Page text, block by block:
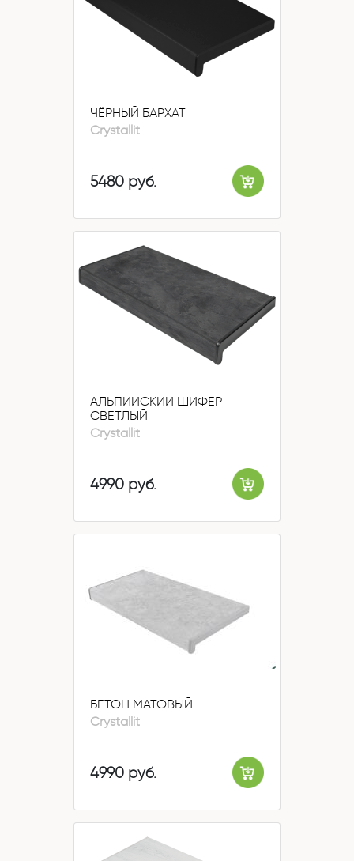
ЧЁРНЫЙ БАРХАТ
Crystallit
5480 руб.
АЛЬПИЙСКИЙ ШИФЕР
СВЕТЛЫЙ
Crystallit
4990 руб.
БЕТОН МАТОВЫЙ
Crystallit
4990 руб.